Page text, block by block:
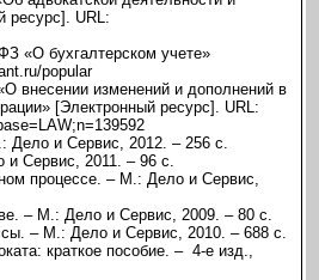
ресурс]. URL:
«О бухгалтерском учете»
popular
внесении изменений и дополнений в
[Электронный ресурс]. URL:
Дело и Сервис, 2012. – 256 с.
Сервис, 2011. – 96 с.
процессе. – М.: Дело и Сервис,
– М.: Дело и Сервис, 2009. – 80 с.
– М.: Дело и Сервис, 2010. – 688 с.
краткое пособие. – 4-е изд.,